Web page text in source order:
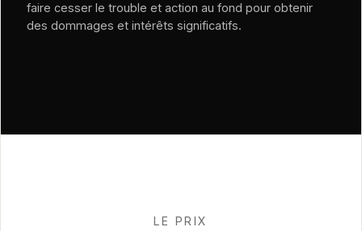
faire cesser le trouble et action au fond pour obtenir
des dommages et intérêts significatifs.
LE PRIX